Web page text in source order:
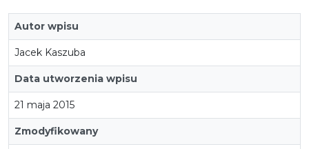
Autor wpisu
Jacek Kaszuba
Data utworzenia wpisu
21 maja 2015
Zmodyfikowany